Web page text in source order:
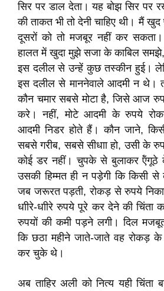
सिर पर डाल देता। यह बोझ सिर पर
की ताकत भी तो देनी चाहिए थी। मैं
दूसरों को तो मजबूर नहीं कर
हालत में खुदा मुझे सजा के काबिल समझे,
इस दलील से उन्हें कुछ तस्कीन हुई।
इस दलील से माननेवाले आदमी न थे।
कौन चमार सबसे मोटा है, जिसे आज
करे। नहीं, मोटे आदमी के रुपये
आदमी निडर होते हैं। कौन जाने,
सबसे गरीब, सबसे सीधाा हो, उसी के
कोई डर नहीं। चुपके से बुलाकर ऍंगूठे
उसकी हिम्मत ही न पड़ेगी कि किसी
जब जरूरत पड़ती, रोकड़ से रुपये
धाीरे-धाीरे रुपये पूरे कर देने की चिंता
रुपयों की कमी पड़ने लगी। दिल
कि छठा महीने जाते-जाते वह रोकड़
कर चुके थे।
अब ताहिर अली को नित्य यही चिंता